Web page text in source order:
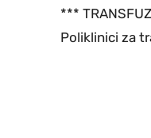
***
Poliklinici za